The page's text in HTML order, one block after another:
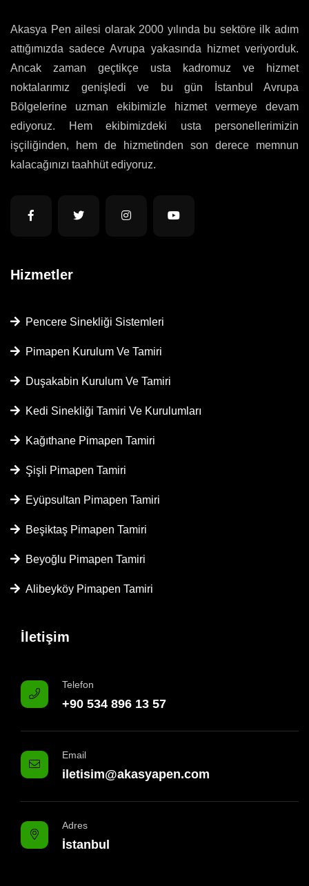
Akasya Pen ailesi olarak 2000 yılında bu sektöre ilk adım
attığımızda sadece Avrupa yakasında hizmet veriyorduk.
Ancak zaman geçtikçe usta kadromuz ve hizmet
noktalarımız genişledi ve bu gün İstanbul Avrupa
Bölgelerine uzman ekibimizle hizmet vermeye devam
ediyoruz. Hem ekibimizdeki usta personellerimizin
işçiliğinden, hem de hizmetinden son derece memnun
kalacağınızı taahhüt ediyoruz.
Hizmetler
Pencere Sinekliği Sistemleri
Pimapen Kurulum Ve Tamiri
Duşakabin Kurulum Ve Tamiri
Kedi Sinekliği Tamiri Ve Kurulumları
Kağıthane Pimapen Tamiri
Şişli Pimapen Tamiri
Eyüpsultan Pimapen Tamiri
Beşiktaş Pimapen Tamiri
Beyoğlu Pimapen Tamiri
Alibeyköy Pimapen Tamiri
İletişim
Telefon
+90 534 896 13 57
Email
iletisim@akasyapen.com
Adres
İstanbul